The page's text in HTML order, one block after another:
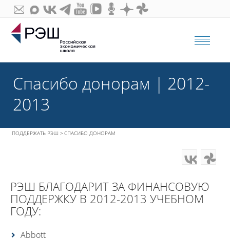
Спасибо донорам | 2012-
2013
ПОДДЕРЖАТЬ РЭШ СПАСИБО ДОНОРАМ
РЭШ БЛАГОДАРИТ ЗА ФИНАНСОВУЮ
ПОДДЕРЖКУ В 2012-2013 УЧЕБНОМ
ГОДУ:
Abbott